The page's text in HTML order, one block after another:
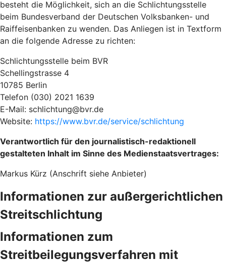
besteht die Möglichkeit, sich an die Schlichtungsstelle
beim Bundesverband der Deutschen Volksbanken- und
Raiffeisenbanken zu wenden. Das Anliegen ist in Textform
an die folgende Adresse zu richten:
Schlichtungsstelle beim BVR
Schellingstrasse 4
10785 Berlin
Telefon (030) 2021 1639
E-Mail: schlichtung@bvr.de
Website: https://www.bvr.de/service/schlichtung
Verantwortlich für den journalistisch-redaktionell
gestalteten Inhalt im Sinne des Medienstaatsvertrages:
Markus Kürz (Anschrift siehe Anbieter)
Informationen zur außergerichtlichen
Streitschlichtung
Informationen zum
Streitbeilegungsverfahren mit